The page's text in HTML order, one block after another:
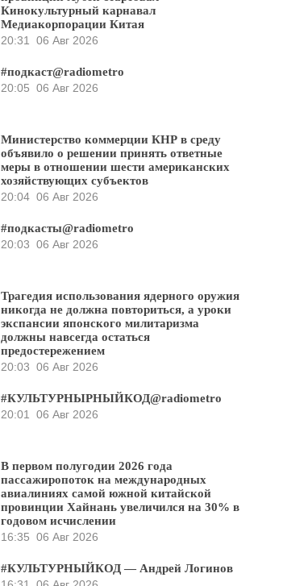
Кинокультурный карнавал
Медиакорпорации Китая
20:31
06 Авг 2026
#подкаст@radiometro
20:05 06 Авг 2026
Министерство коммерции КНР в среду
объявило о решении принять ответные
меры в отношении шести американских
хозяйствующих субъектов
20:04 06 Авг 2026
#подкасты@radiometro
20:03 06 Авг 2026
Трагедия использования ядерного оружия
никогда не должна повториться, а уроки
экспансии японского милитаризма
должны навсегда остаться
предостережением
20:03 06 Авг 2026
#КУЛЬТУРНЫРНЫЙКОД@radiometro
20:01
06 Авг 2026
В первом полугодии 2026 года
пассажиропоток на международных
авиалиниях самой южной китайской
провинции Хайнань увеличился на 30% в
годовом исчислении
16:35 06 Авг 2026
#КУЛЬТУРНЫЙКОД — Андрей Логинов